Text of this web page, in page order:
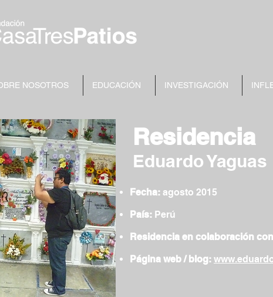
NOSOTROS EDUCACIÓN INVESTIGACIÓN
Residencia
Eduardo Yaguas
Fecha: agosto 2015
País: Perú
Residencia en colaboración con
Página web / blog: